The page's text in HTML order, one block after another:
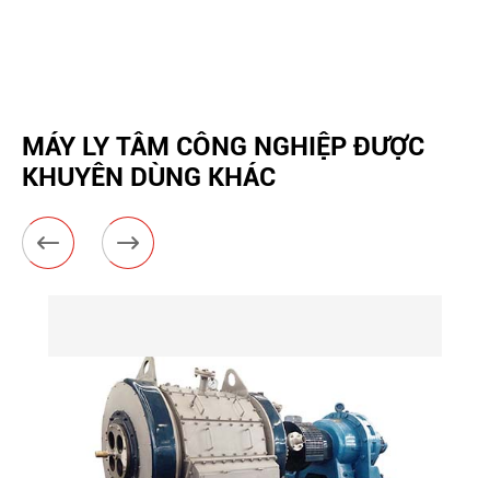
MÁY LY TÂM CÔNG NGHIỆP ĐƯỢC
KHUYÊN DÙNG KHÁC
 